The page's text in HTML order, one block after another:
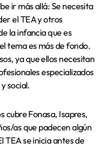
ir más allá: Se necesita
el TEA y otros
la infancia que es
tema es más de fondo.
ya que ellos necesitan
especializados
social.
cubre Fonasa, Isapres,
as que padecen algún
TEA se inicia antes de